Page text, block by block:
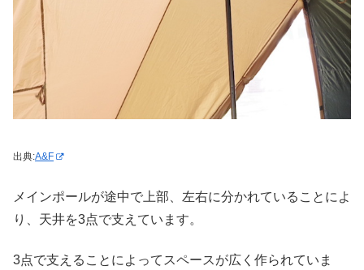
出典:A&F
メインポールが途中で上部、左右に分かれていることによ
り、天井を3点で支えています。
3点で支えることによってスペースが広く作られていま